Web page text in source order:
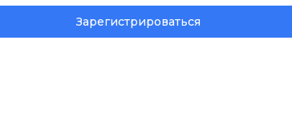
Зарегистрироваться